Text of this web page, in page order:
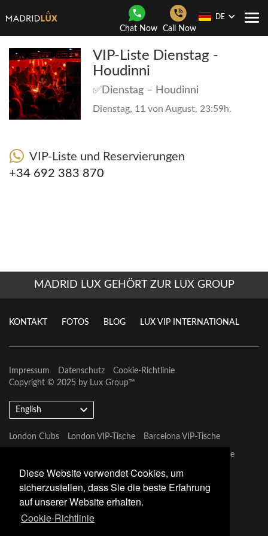
Diese Website verwendet Cookies, um
sicherzustellen, dass Sie die beste Erfahrung
auf unserer Website erhalten.
Cookie-Richtlinie
Chat Now Call Now
DE
VIP-Liste Dienstag -
Houdinni
✅Dienstag – Houdinni
Dienstag, 11 von August, 23:59h.
VIP-Liste und Reservierungen
+34 692 383 870
MADRID LUX GEHÖRT ZUR LUX GROUP
KONTAKT FOTOS BLOG LUX VIP INTERNATIONAL
Impressum Datenschutz
Cookie-Richtlinie
Copyright © 2025 by Lux Group™
English
London Clubs London VIP-Tische Barcelona VIP-Tische
Dubai VIP-Tische
Marbella VIP-Tische